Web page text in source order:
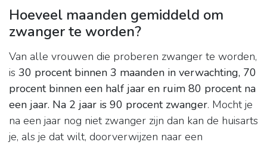
Hoeveel maanden gemiddeld om
zwanger te worden?
Van alle vrouwen die proberen zwanger te worden,
is 30 procent binnen 3 maanden in verwachting, 70
procent binnen een half jaar en ruim 80 procent na
een jaar. Na 2 jaar is 90 procent zwanger. Mocht je
na een jaar nog niet zwanger zijn dan kan de huisarts
je, als je dat wilt, doorverwijzen naar een